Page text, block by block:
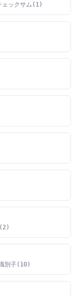
ックサム(1)
別子(10)